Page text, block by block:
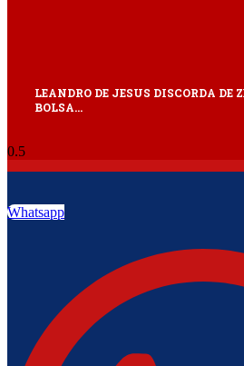
LEANDRO DE JESUS DISCORDA DE
BOLSA…
Whatsapp